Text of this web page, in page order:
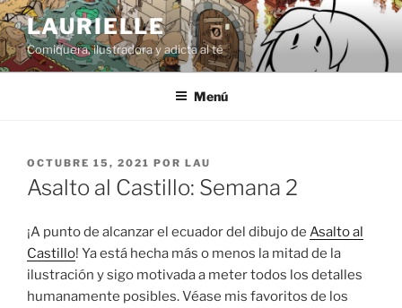
Saltar
al
contenido
LAURIELLE
Comiquera, ilustradora y adicta al té
Menú
PUBLICADO
EL
OCTUBRE 15, 2021 POR LAU
Asalto al Castillo: Semana 2
¡A punto de alcanzar el ecuador del dibujo de Asalto al
Castillo! Ya está hecha más o menos la mitad de la
ilustración y sigo motivada a meter todos los detalles
humanamente posibles. Véase mis favoritos de los